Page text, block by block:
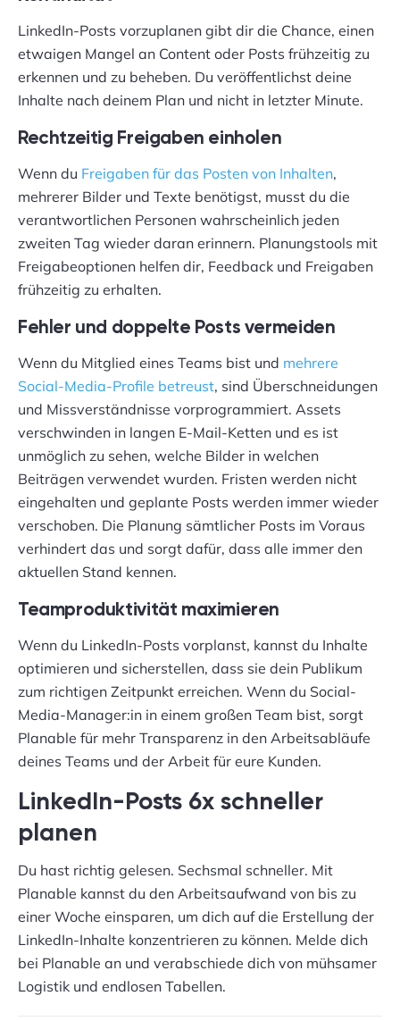
LinkedIn-Posts vorzuplanen gibt dir die Chance, einen
etwaigen Mangel an Content oder Posts frühzeitig zu
erkennen und zu beheben. Du veröffentlichst deine
Inhalte nach deinem Plan und nicht in letzter Minute.
Rechtzeitig Freigaben einholen
Wenn du Freigaben für das Posten von Inhalten,
mehrerer Bilder und Texte benötigst, musst du die
verantwortlichen Personen wahrscheinlich jeden
zweiten Tag wieder daran erinnern. Planungstools mit
Freigabeoptionen helfen dir, Feedback und Freigaben
frühzeitig zu erhalten.
Fehler und doppelte Posts vermeiden
Wenn du Mitglied eines Teams bist und mehrere
Social-Media-Profile betreust, sind Überschneidungen
und Missverständnisse vorprogrammiert. Assets
verschwinden in langen E-Mail-Ketten und es ist
unmöglich zu sehen, welche Bilder in welchen
Beiträgen verwendet wurden. Fristen werden nicht
eingehalten und geplante Posts werden immer wieder
verschoben. Die Planung sämtlicher Posts im Voraus
verhindert das und sorgt dafür, dass alle immer den
aktuellen Stand kennen.
Teamproduktivität maximieren
Wenn du LinkedIn-Posts vorplanst, kannst du Inhalte
optimieren und sicherstellen, dass sie dein Publikum
zum richtigen Zeitpunkt erreichen. Wenn du Social-
Media-Manager:in in einem großen Team bist, sorgt
Planable für mehr Transparenz in den Arbeitsabläufe
deines Teams und der Arbeit für eure Kunden.
LinkedIn-Posts 6x schneller
planen
Du hast richtig gelesen. Sechsmal schneller. Mit
Planable kannst du den Arbeitsaufwand von bis zu
einer Woche einsparen, um dich auf die Erstellung der
LinkedIn-Inhalte konzentrieren zu können. Melde dich
bei Planable an und verabschiede dich von mühsamer
Logistik und endlosen Tabellen.